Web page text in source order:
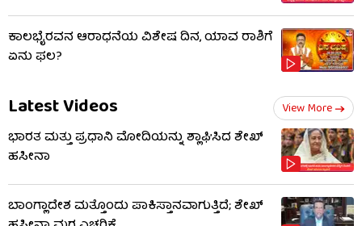
ಕಾಲಭೈರವನ ಆರಾಧನೆಯ ವಿಶೇಷ ದಿನ, ಯಾವ ರಾಶಿಗೆ
ಏನು ಫಲ?
Latest Videos View More
ಭಾರತ ಮತ್ತು ಪ್ರಧಾನಿ ಮೋದಿಯನ್ನು ಶ್ಲಾಘಿಸಿದ ಶೇಖ್
ಹಸೀನಾ
ಬಾಂಗ್ಲಾದೇಶ ಮತ್ತೊಂದು ಪಾಕಿಸ್ತಾನವಾಗುತ್ತಿದೆ; ಶೇಖ್